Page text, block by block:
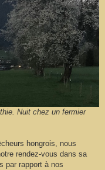
Nuit chez un fermier
hongrois, nous
rendez-vous dans sa
par rapport à nos